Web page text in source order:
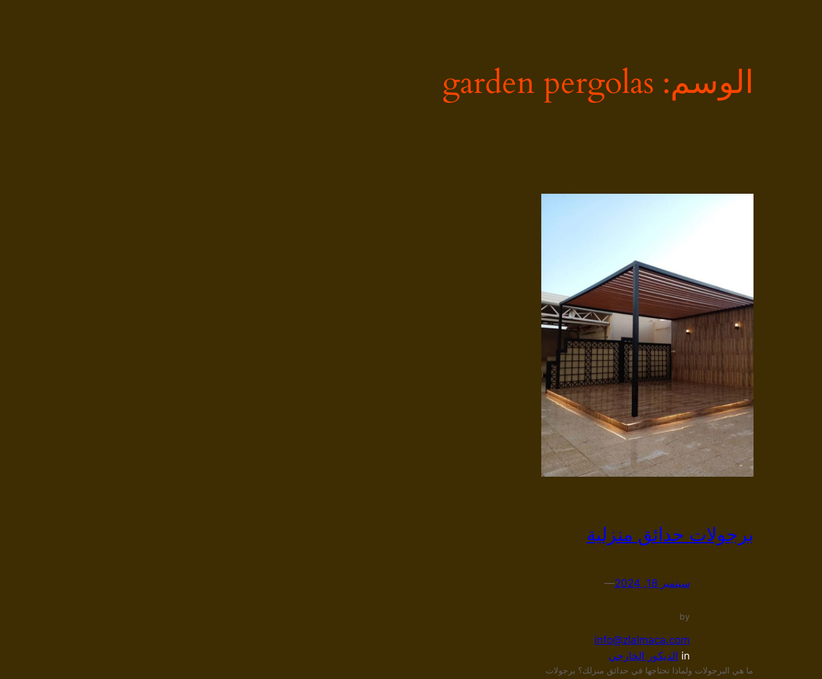
الوسم: garden pergolas
برجولات حدائق منزلية
سبتمبر 18, 2024 —
by
info@zlalmaca.com
in الديكور الخارجي
ما هي البرجولات ولماذا تحتاجها في حدائق منزلك؟ برجولات